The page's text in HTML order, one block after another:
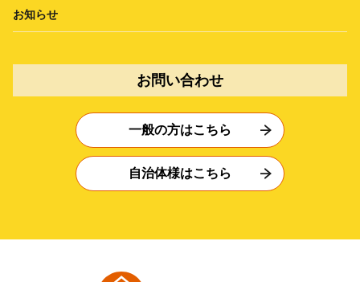
お知らせ
お問い合わせ
一般の方はこちら
自治体様はこちら